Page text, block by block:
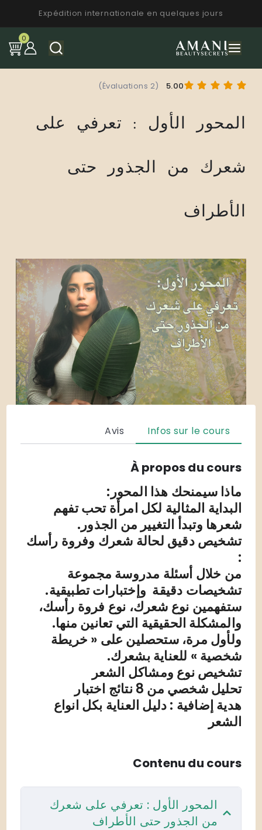
Expédition internationale en quelques jours
0
5.00
(2 Évaluations)
المحور الأول : تعرفي على
شعرك من الجذور حتى
الأطراف
Infos sur le cours
Avis
À propos du cours
ماذا سيمنحك هذا المحور:
البداية المثالية لكل امرأة تحب تفهم
شعرها وتبدأ التغيير من الجذور.
تشخيص دقيق لحالة شعرك وفروة رأسك
:
من خلال أسئلة مدروسة مجموعة
تشخيصات دقيقة وإختبارات تطبيقية.
ستفهمين نوع شعرك، نوع فروة رأسك،
والمشكلة الحقيقية التي تعانين منها.
ولأول مرة، ستحصلين على « خريطة
شخصية » للعناية بشعرك.
تشخيص نوع ومشاكل الشعر
تحليل شخصي من 8 نتائج اختبار
هدية إضافية : دليل العناية بكل انواع
الشعر
Contenu du cours
المحور الأول : تعرفي على شعرك
من الجذور حتى الأطراف